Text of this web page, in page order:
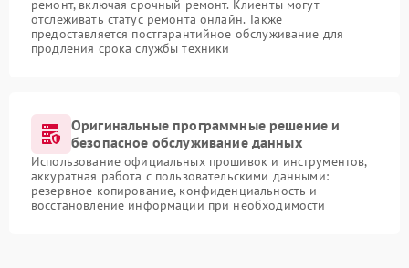
ремонт, включая срочный ремонт. Клиенты могут
отслеживать статус ремонта онлайн. Также
предоставляется постгарантийное обслуживание для
продления срока службы техники
Оригинальные программные решение и
безопасное обслуживание данных
Использование официальных прошивок и инструментов,
аккуратная работа с пользовательскими данными:
резервное копирование, конфиденциальность и
восстановление информации при необходимости